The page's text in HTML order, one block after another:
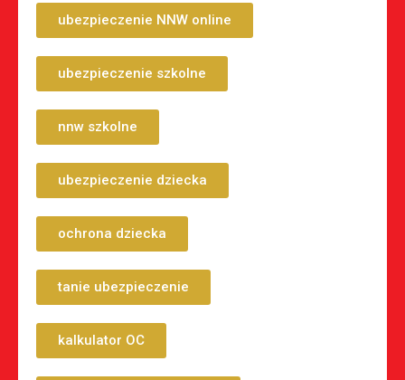
ubezpieczenie NNW online
ubezpieczenie szkolne
nnw szkolne
ubezpieczenie dziecka
ochrona dziecka
tanie ubezpieczenie
kalkulator OC